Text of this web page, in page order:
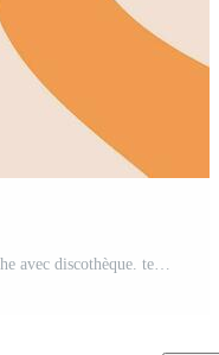
ancien sensationnel typographique affiche avec discothèque. texte dansant reine autour rétro coloré disco Balle sur graphique Contexte. vecteur plat illustration. parfait pour affiche, bannière, Publier pour social médias Vecteur Pro